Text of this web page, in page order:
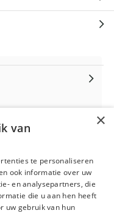
feed
×
van
te personaliseren
ook informatie over uw
en analysepartners, die
die u aan hen heeft
uw gebruik van hun